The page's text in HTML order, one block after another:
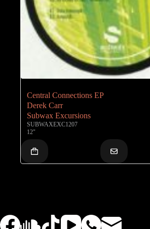
Central Connections EP
Derek Carr
Subwax Excursions
SUBWAXEXC1207
12"